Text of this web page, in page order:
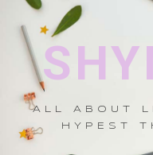
ALL ABOUT
HYPEST